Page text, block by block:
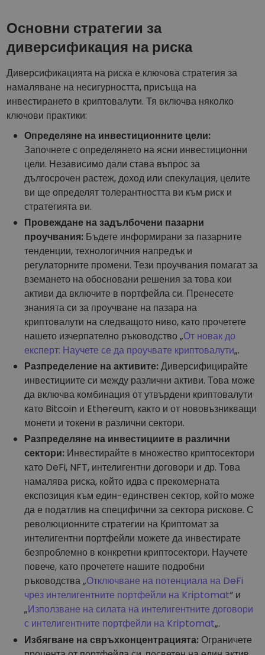
Основни стратегии за
диверсификация на риска
Диверсификацията на риска е ключова стратегия за
намаляване на несигурността, присъща на
инвестирането в криптовалути. Тя включва няколко
ключови практики:
Определяне на инвестиционните цели:
Започнете с определянето на ясни инвестиционни
цели. Независимо дали става въпрос за
дългосрочен растеж, доход или спекулация, целите
ви ще определят толерантността ви към риск и
стратегията ви.
Провеждане на задълбочени пазарни
проучвания: Бъдете информирани за пазарните
тенденции, технологичния напредък и
регулаторните промени. Тези проучвания помагат за
вземането на обосновани решения за това кои
активи да включите в портфейла си. Пренесете
знанията си за проучване на пазара на
криптовалути на следващото ниво, като прочетете
нашето изчерпателно ръководство „От новак до
експерт: Научете се да проучвате криптовалути„.
Разпределение на активите:Диверсифицирайте
инвестициите си между различни активи. Това може
да включва комбинация от утвърдени криптовалути
като Bitcoin и Ethereum, както и от нововъзникващи
монети и токени в различни сектори.
Разпределяне на инвестициите в различни
сектори: Инвестирайте в множество криптосектори
като DeFi, NFT, интелигентни договори и др. Това
намалява риска, който идва с прекомерната
експозиция към един-единствен сектор, който може
да е податлив на специфични за сектора рискове. С
революционните стратегии на Криптомат за
интелигентни портфейли можете да инвестирате
безпроблемно в конкретни криптосектори. Научете
повече, като прочетете нашите подробни
ръководства „Отключване на потенциала на DeFi
чрез интелигентните портфейли на Kriptomat“ и
„Използване на силата на интелигентните договори
с интелигентните портфейли на Kriptomat„.
Избягване на свръхконцентрацията: Ограничете